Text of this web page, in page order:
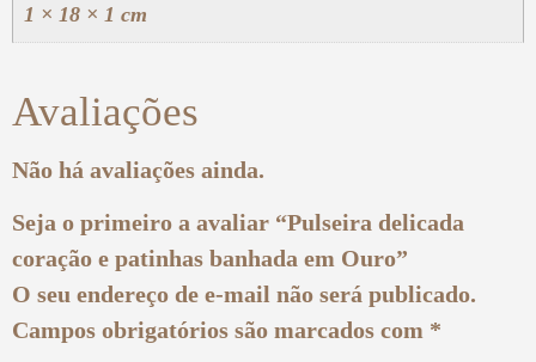
1 × 18 × 1 cm
Avaliações
Não há avaliações ainda.
Seja o primeiro a avaliar “Pulseira delicada
coração e patinhas banhada em Ouro”
O seu endereço de e-mail não será publicado.
Campos obrigatórios são marcados com *